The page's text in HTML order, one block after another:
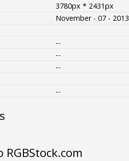
3780px * 2431px
November - 07 - 2013
--
--
--
--
RGBStock.com